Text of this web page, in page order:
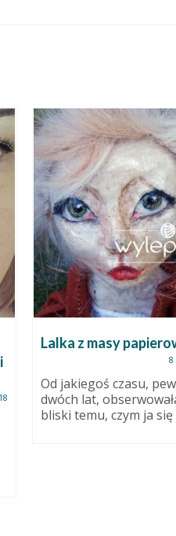
Lalka z masy
8
Od jakiegoś czasu,
dwóch lat,
bliski temu, czym ja się